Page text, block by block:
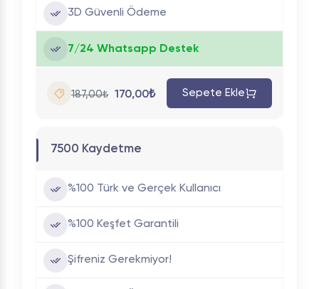
3D Güvenli Ödeme
7/24 Whatsapp Destek
187,00₺ 170,00₺ Sepete Ekle
7500 Kaydetme
%100 Türk ve Gerçek Kullanıcı
%100 Keşfet Garantili
Şifreniz Gerekmiyor!